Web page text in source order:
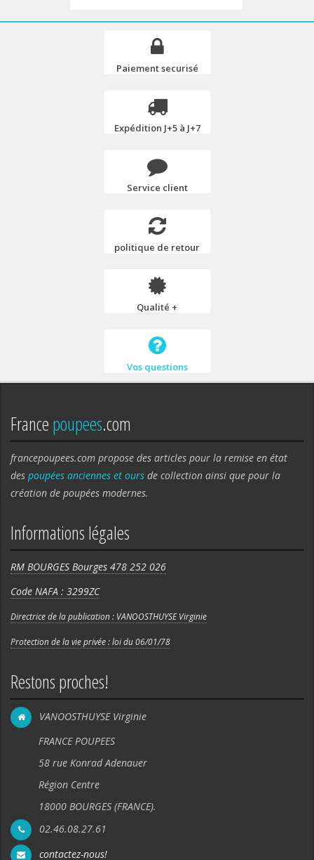
Paiement securisé
Expédition J+5 à J+7
Service client
politique de retour
Qualité +
Vos questions
Francepoupees.com
francepoupees.com propose des articles pour la remise en état
des poupées anciennes et ours de collection ainsi que pour la
création de poupées modernes.
Informations légales
RM BOURGES Bourges 478 252 026
Code NAFA : 3299ZC
Directrice de la publication : VANOOSTHUYSE Virginie
Protection de la vie privée : loi du 06/01/78
Restons proches!
VANOOSTHUYSE Virginie
FRANCE POUPEES
58 rue Konrad Adenauer
Région Centre
18000 BOURGES (FRANCE).
02.46.08.27.61
contactez-nous!